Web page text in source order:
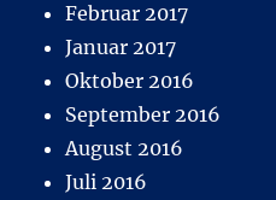
Februar 2017
Januar 2017
Oktober 2016
September 2016
August 2016
Juli 2016